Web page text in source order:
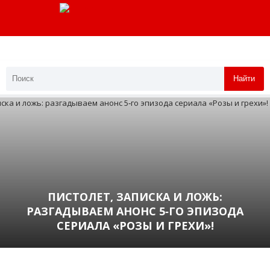
Найти
ПИСТОЛЕТ, ЗАПИСКА И ЛОЖЬ:
РАЗГАДЫВАЕМ АНОНС 5‑ГО ЭПИЗОДА
СЕРИАЛА «РОЗЫ И ГРЕХИ»!